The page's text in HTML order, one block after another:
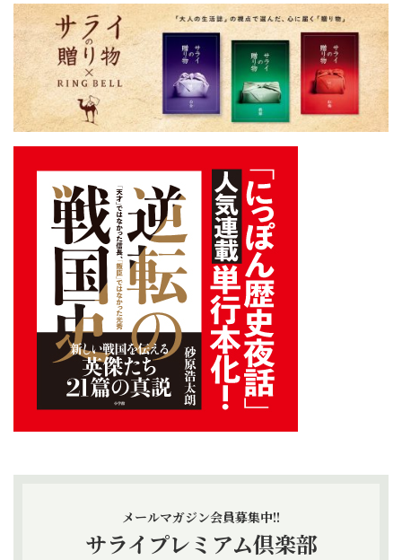
メールマガジン会員募集中!!
サライプレミアム倶楽部